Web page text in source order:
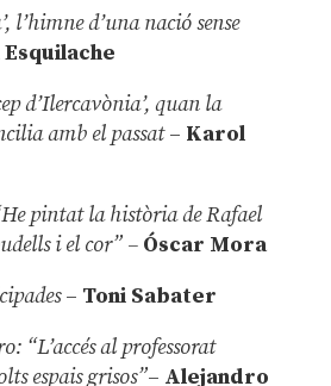
l’himne d’una nació sense
d’Ilercavònia’, quan la
amb el passat– Karol
pintat la història de Rafael
i el cor” –Óscar Mora
– Toni Sabater
“L’accés al professorat
espais grisos”– Alejandro